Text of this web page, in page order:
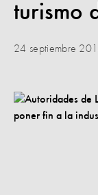
turismo
24 septiembre